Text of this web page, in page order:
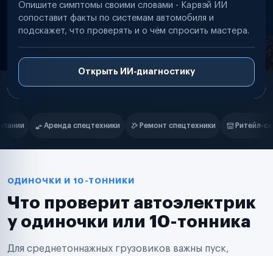
Опишите симптомы своими словами - Карвэй ИИ
сопоставит факты по системам автомобиля и
подскажет, что проверять и о чём спросить мастера.
Открыть ИИ-диагностику
Нам доверяют
Ремонт спецтехники Ритейл-сети Управляющие компании
Маркетплейсы
Таксопарки
Автодилеры
Поставщики запчастей
Аренда спецтехники
ОДИНОЧКИ И 10-ТОННИКИ
Что проверит автоэлектрик
у одиночки или 10-тонника
Для среднетоннажных грузовиков важны пуск,